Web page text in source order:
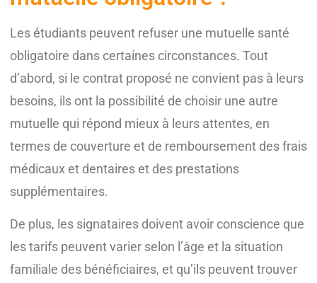
Les étudiants peuvent refuser une mutuelle santé
obligatoire dans certaines circonstances. Tout
d’abord, si le contrat proposé ne convient pas à leurs
besoins, ils ont la possibilité de choisir une autre
mutuelle qui répond mieux à leurs attentes, en
termes de couverture et de remboursement des frais
médicaux et dentaires et des prestations
supplémentaires.
De plus, les signataires doivent avoir conscience que
les tarifs peuvent varier selon l’âge et la situation
familiale des bénéficiaires, et qu’ils peuvent trouver